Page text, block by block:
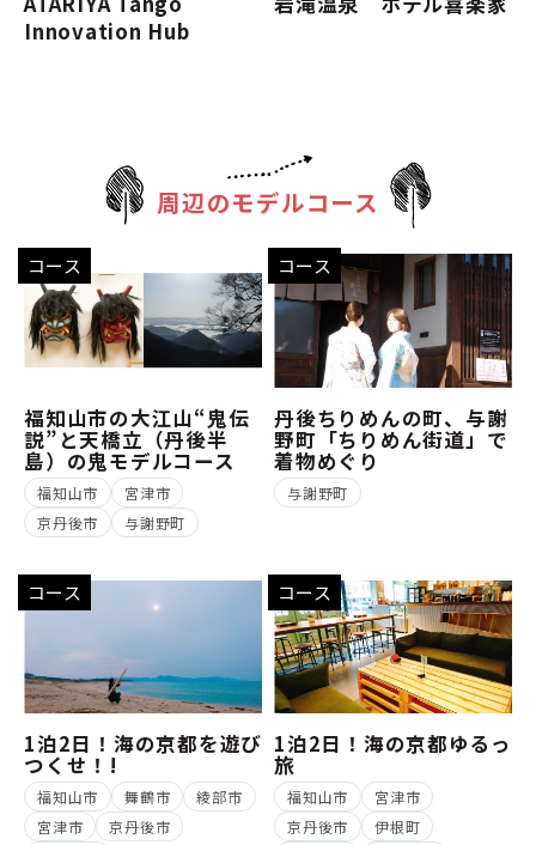
Innovation Hub
周辺のモデルコース
コース
福知山市の大江山“鬼伝
説”と天橋立（丹後半
島）の鬼モデルコース
福知山市
宮津市
京丹後市
与謝野町
コース
丹後ちりめんの町、与謝
野町「ちりめん街道」で
着物めぐり
与謝野町
コース
1泊2日！海の京都を遊び
つくせ！!
福知山市 舞鶴市
綾部市
宮津市
京丹後市
コース
1泊2日！海の京都ゆるっ
旅
福知山市
宮津市
京丹後市
伊根町